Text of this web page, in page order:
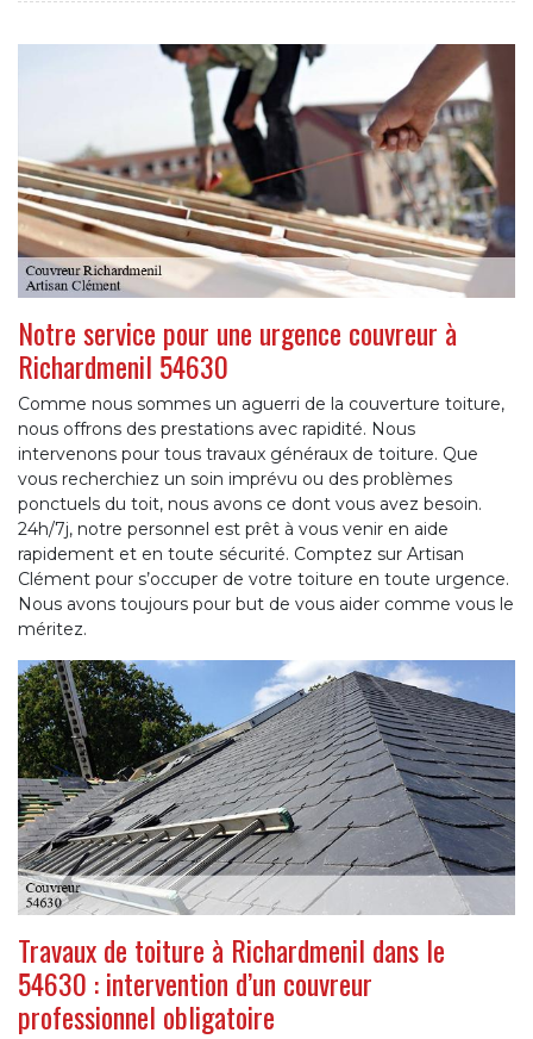
Notre service pour une urgence couvreur à
Richardmenil 54630
Comme nous sommes un aguerri de la couverture toiture,
nous offrons des prestations avec rapidité. Nous
intervenons pour tous travaux généraux de toiture. Que
vous recherchiez un soin imprévu ou des problèmes
ponctuels du toit, nous avons ce dont vous avez besoin.
24h/7j, notre personnel est prêt à vous venir en aide
rapidement et en toute sécurité. Comptez sur Artisan
Clément pour s’occuper de votre toiture en toute urgence.
Nous avons toujours pour but de vous aider comme vous le
méritez.
Travaux de toiture à Richardmenil dans le
54630 : intervention d’un couvreur
professionnel obligatoire